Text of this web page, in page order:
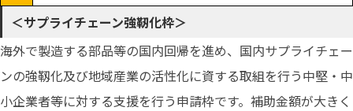
＜サプライチェーン強靭化枠＞
海外で製造する部品等の国内回帰を進め、国内サプライチェー
ンの強靱化及び地域産業の活性化に資する取組を行う中堅・中
小企業者等に対する支援を行う申請枠です。補助金額が大きく